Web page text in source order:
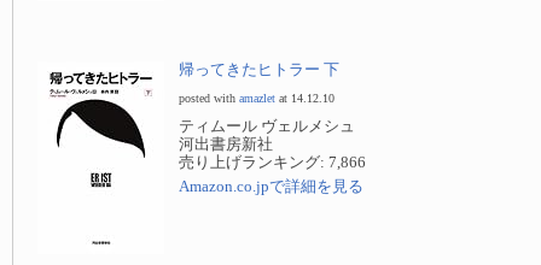
帰ってきたヒトラー 下
posted with amazlet at 14.12.10
ティムール ヴェルメシュ
河出書房新社
売り上げランキング: 7,866
Amazon.co.jpで詳細を見る